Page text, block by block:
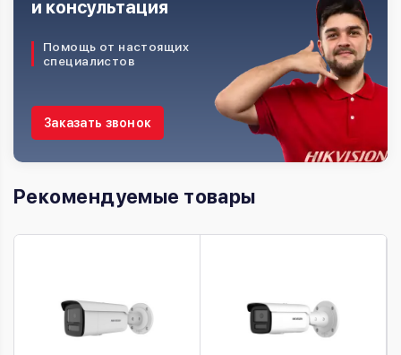
Помощь от настоящих
специалистов
и консультация
Заказать звонок
Рекомендуемые товары